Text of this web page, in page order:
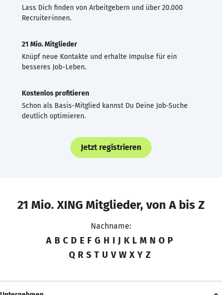
Lass Dich finden von Arbeitgebern und über 20.000
Recruiter·innen.
21 Mio. Mitglieder
Knüpf neue Kontakte und erhalte Impulse für ein
besseres Job-Leben.
Kostenlos profitieren
Schon als Basis-Mitglied kannst Du Deine Job-Suche
deutlich optimieren.
Jetzt registrieren
21 Mio. XING Mitglieder, von A bis Z
Nachname:
A B C D E F G H I J K L M N O P
Q R S T U V W X Y Z